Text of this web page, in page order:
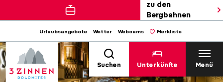
zu den
Bergbahnen
Urlaubsangebote Wetter Webcams Merkliste
Suchen Unterkünfte Menü